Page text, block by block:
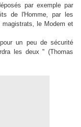
par exemple par
de l'Homme, par les
le Modem et
un peu de sécurité
les deux " (Thomas